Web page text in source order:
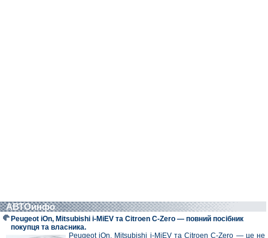
АВТОинфо
Peugeot iOn, Mitsubishi i-MiEV та Citroen C-Zero — повний посібник
покупця та власника.
Peugeot iOn, Mitsubishi i-MiEV та Citroen C-Zero — це не